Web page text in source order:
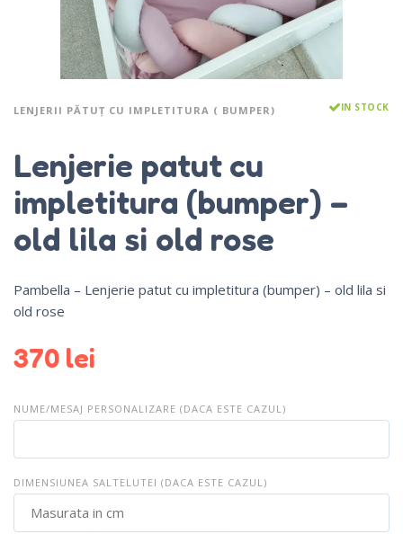
LENJERII PĂTUȚ CU IMPLETITURA ( BUMPER) IN STOCK
Lenjerie patut cu
impletitura (bumper) –
old lila si old rose
Pambella – Lenjerie patut cu impletitura (bumper) – old lila si
old rose
370 lei
NUME/MESAJ PERSONALIZARE (DACA ESTE CAZUL)
DIMENSIUNEA SALTELUTEI (DACA ESTE CAZUL)